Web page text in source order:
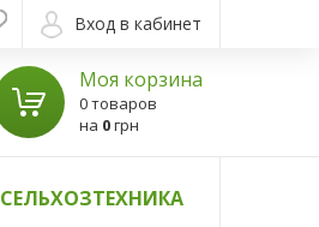
Вход в кабинет
Моя корзина
0 товаров
на 0грн
СЕЛЬХОЗТЕХНИКА